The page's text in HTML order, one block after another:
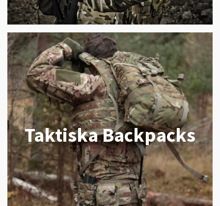
Taktiska Backpacks